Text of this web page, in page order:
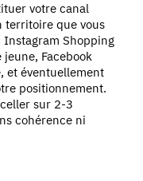
votre canal
territoire que vous
Instagram Shopping
Facebook
et éventuellement
positionnement.
sur 2-3
cohérence ni